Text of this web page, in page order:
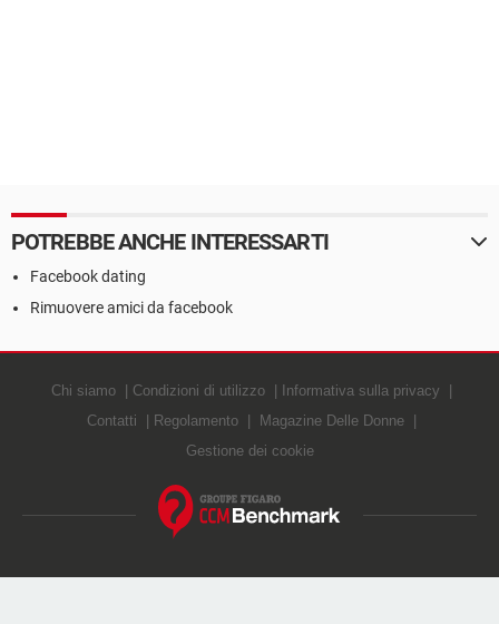
POTREBBE ANCHE INTERESSARTI
Facebook dating
Rimuovere amici da facebook
Chi siamo Condizioni di utilizzo
Informativa sulla privacy
Contatti
Regolamento
Magazine Delle Donne
Gestione dei cookie